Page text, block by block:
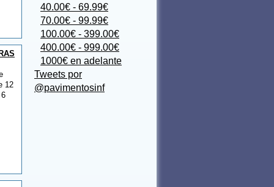
12
40.00€ - 69.99€
70.00€ - 99.99€
100.00€ - 399.00€
400.00€ - 999.00€
1000€ en adelante
Tweets por
@pavimentosinf